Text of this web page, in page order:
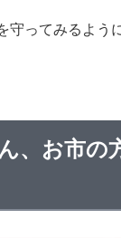
ってみるよう
、お市の